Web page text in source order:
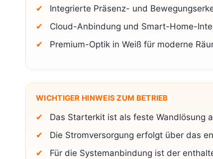
Integrierte Präsenz- und
Cloud-Anbindung und Smart-Home-
Premium-Optik in Weiß für moderne
WICHTIGER HINWEIS ZUM BETRIEB
Das Starterkit ist als feste Wandlösung
Die Stromversorgung erfolgt über das
Für die Systemanbindung ist der